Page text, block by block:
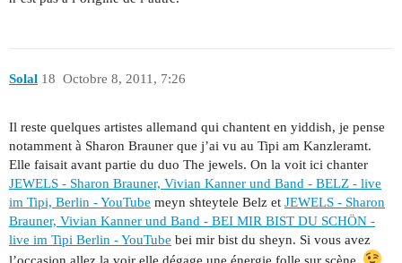
Solal Octobre 8, 2011, 7:26
18
Il reste quelques artistes allemand qui chantent en yiddish, je pense
notamment à Sharon Brauner que j’ai vu au Tipi am Kanzleramt.
Elle faisait avant partie du duo The jewels. On la voit ici chanter
JEWELS - Sharon Brauner, Vivian Kanner und Band - BELZ - live
im Tipi, Berlin - YouTube meyn shteytele Belz et JEWELS - Sharon
Brauner, Vivian Kanner und Band - BEI MIR BIST DU SCHÖN -
live im Tipi Berlin - YouTube bei mir bist du sheyn. Si vous avez